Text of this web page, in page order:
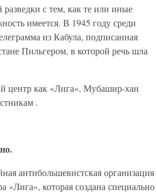
с тем, как те или иные
имеется. В 1945 году среди
из Кабула, подписанная
Пильгером, в которой речь шла
центр как «Лига», Мубашир-хан
.
антибольшевистская организация
«Лига», которая создана специально